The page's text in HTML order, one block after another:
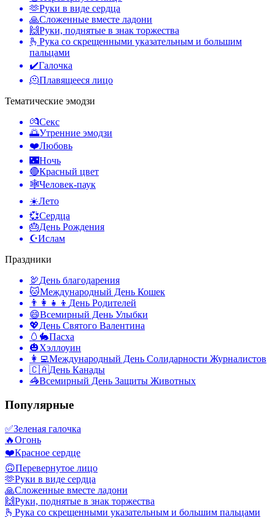
🫶Руки в виде сердца
🙏Сложенные вместе ладони
🙌Руки, поднятые в знак торжества
🫰 Рука со скрещенными указательным и большим
пальцами
✔️Галочка
🫠Плавящееся лицо
Тематические эмодзи
💏Секс
🌅Утренние эмодзи
❤️Любовь
🌃Ночь
🔴Красный цвет
🕸️Человек-паук
☀️Лето
💞Сердца
🎂День Рождения
☪️Ислам
Праздники
🦃День благодарения
🐱Международный День Кошек
👨‍👩‍👧‍👦 День Родителей
😄Всемирный День Улыбки
💖День Святого Валентина
🥚🐇Пасха
🎃Хэллоуин
👩‍💻Международный День Солидарности Журналистов
🇨🇦День Канады
🦓Всемирный День Защиты Животных
Популярные
✅Зеленая галочка
🔥Огонь
❤️Красное сердце
🙃Перевернутое лицо
🫶Руки в виде сердца
🙏Сложенные вместе ладони
🙌Руки, поднятые в знак торжества
🫰 Рука со скрещенными указательным и большим пальцами